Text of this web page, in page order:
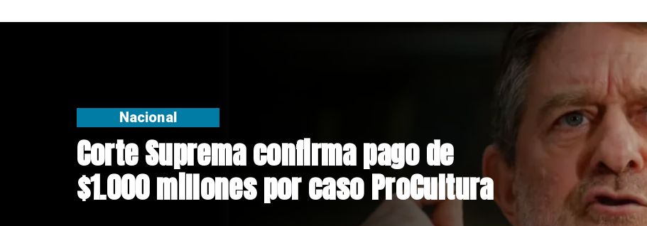
Codelco suspende construcción de
Andes Norte en El Teniente por
Nacional